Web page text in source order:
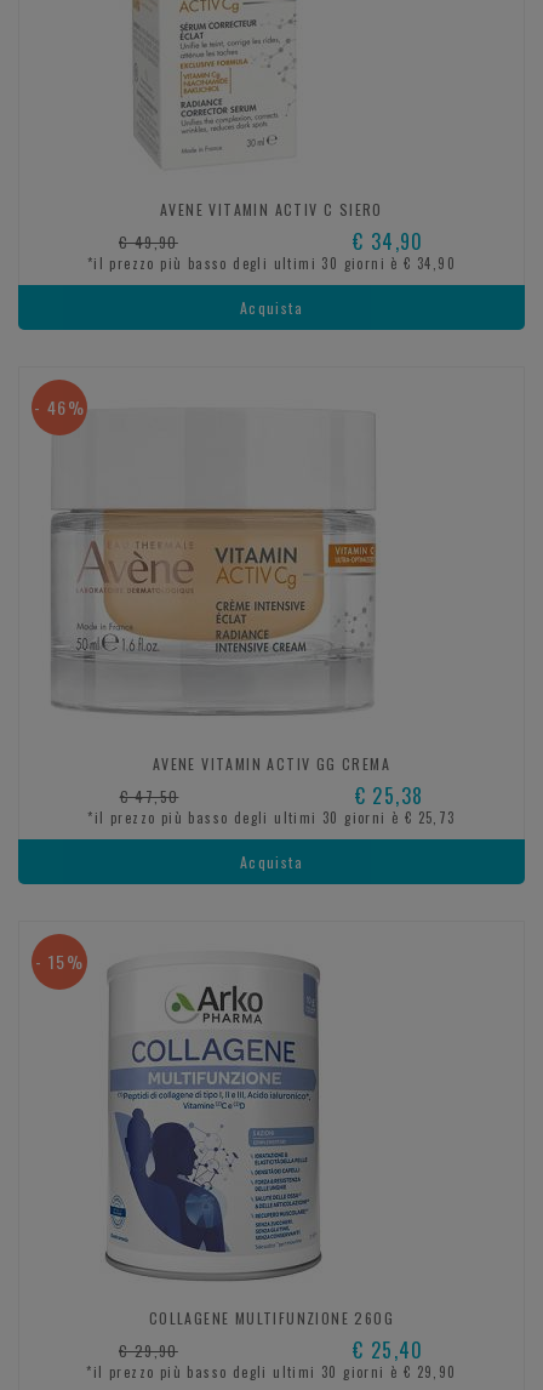
AVENE VITAMIN ACTIV C SIERO
€ 49,90
€ 34,90
*il prezzo più basso degli ultimi 30 giorni è € 34,90
Acquista
AVENE VITAMIN ACTIV GG CREMA
- 46%
€ 47,50 € 25,38
*il prezzo più basso degli ultimi 30 giorni è € 25,73
Acquista
COLLAGENE MULTIFUNZIONE 260G
- 15%
€ 29,90 € 25,40
*il prezzo più basso degli ultimi 30 giorni è € 29,90